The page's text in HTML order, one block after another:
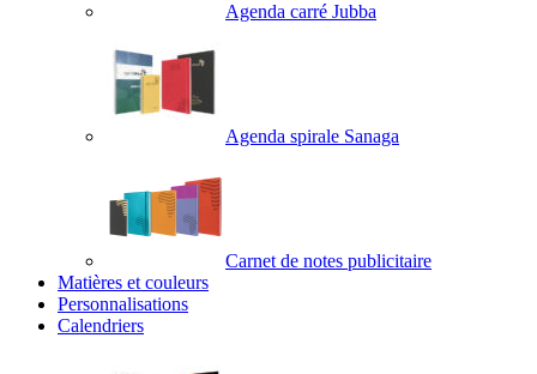
Agenda carré Jubba
Agenda spirale Sanaga
Carnet de notes publicitaire
Matières et couleurs
Personnalisations
Calendriers